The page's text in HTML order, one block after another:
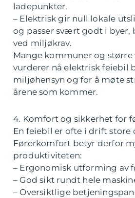
ladepunkter.
– Elektrisk gir null lokale
og passer svært godt i byer,
ved miljøkrav.
Mange kommuner og
vurderer nå elektrisk feiebil
miljøhensyn og for å møte
årene som kommer.
4. Komfort og sikkerhet for
En feiebil er ofte i drift store
Førerkomfort betyr derfor
produktiviteten:
– Ergonomisk utforming av
– God sikt rundt hele
– Oversiktlige